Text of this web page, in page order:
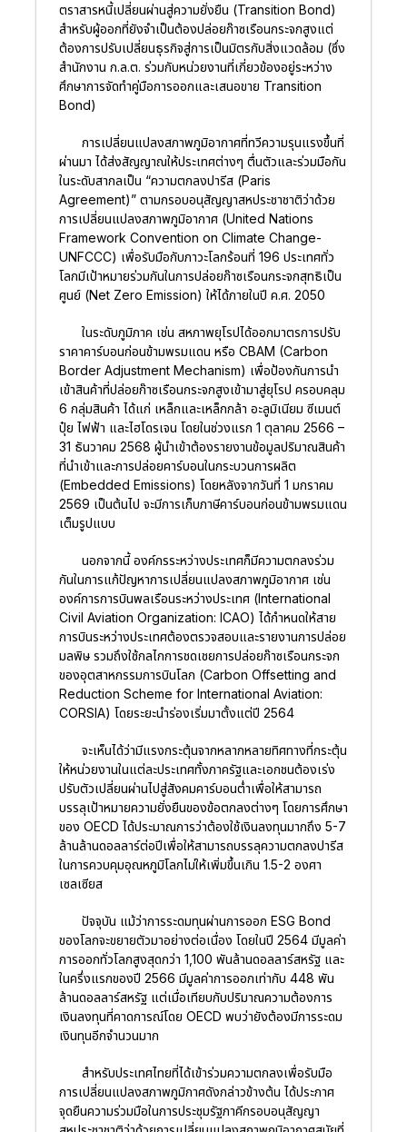
ตราสารหนี้เปลี่ยนผ่านสู่ความยั่งยืน (Transition Bond)
สำหรับผู้ออกที่ยังจำเป็นต้องปล่อยก๊าซเรือนกระจกสูงแต่
ต้องการปรับเปลี่ยนธุรกิจสู่การเป็นมิตรกับสิ่งแวดล้อม (ซึ่ง
สำนักงาน ก.ล.ต. ร่วมกับหน่วยงานที่เกี่ยวข้องอยู่ระหว่าง
ศึกษาการจัดทำคู่มือการออกและเสนอขาย Transition
Bond)
การเปลี่ยนแปลงสภาพภูมิอากาศที่ทวีความรุนแรงขึ้นที่
ผ่านมา ได้ส่งสัญญาณให้ประเทศต่างๆ ตื่นตัวและร่วมมือกัน
ในระดับสากลเป็น “ความตกลงปารีส (Paris
Agreement)” ตามกรอบอนุสัญญาสหประชาชาติว่าด้วย
การเปลี่ยนแปลงสภาพภูมิอากาศ (United Nations
Framework Convention on Climate Change-
UNFCCC) เพื่อรับมือกับภาวะโลกร้อนที่ 196 ประเทศทั่ว
โลกมีเป้าหมายร่วมกันในการปล่อยก๊าซเรือนกระจกสุทธิเป็น
ศูนย์ (Net Zero Emission) ให้ได้ภายในปี ค.ศ. 2050
ในระดับภูมิภาค เช่น สหภาพยุโรปได้ออกมาตรการปรับ
ราคาคาร์บอนก่อนข้ามพรมแดน หรือ CBAM (Carbon
Border Adjustment Mechanism) เพื่อป้องกันการนำ
เข้าสินค้าที่ปล่อยก๊าซเรือนกระจกสูงเข้ามาสู่ยุโรป ครอบคลุม
6 กลุ่มสินค้า ได้แก่ เหล็กและเหล็กกล้า อะลูมิเนียม ซีเมนต์
ปุ๋ย ไฟฟ้า และไฮโดรเจน โดยในช่วงแรก 1 ตุลาคม 2566 –
31 ธันวาคม 2568 ผู้นำเข้าต้องรายงานข้อมูลปริมาณสินค้า
ที่นำเข้าและการปล่อยคาร์บอนในกระบวนการผลิต
(Embedded Emissions) โดยหลังจากวันที่ 1 มกราคม
2569 เป็นต้นไป จะมีการเก็บภาษีคาร์บอนก่อนข้ามพรมแดน
เต็มรูปแบบ
นอกจากนี้ องค์กรระหว่างประเทศก็มีความตกลงร่วม
กันในการแก้ปัญหาการเปลี่ยนแปลงสภาพภูมิอากาศ เช่น
องค์การการบินพลเรือนระหว่างประเทศ (International
Civil Aviation Organization: ICAO) ได้กำหนดให้สาย
การบินระหว่างประเทศต้องตรวจสอบและรายงานการปล่อย
มลพิษ รวมถึงใช้กลไกการชดเชยการปล่อยก๊าซเรือนกระจก
ของอุตสาหกรรมการบินโลก (Carbon Offsetting and
Reduction Scheme for International Aviation:
CORSIA) โดยระยะนำร่องเริ่มมาตั้งแต่ปี 2564
จะเห็นได้ว่ามีแรงกระตุ้นจากหลากหลายทิศทางที่กระตุ้น
ให้หน่วยงานในแต่ละประเทศทั้งภาครัฐและเอกชนต้องเร่ง
ปรับตัวเปลี่ยนผ่านไปสู่สังคมคาร์บอนต่ำเพื่อให้สามารถ
บรรลุเป้าหมายความยั่งยืนของข้อตกลงต่างๆ โดยการศึกษา
ของ OECD ได้ประมาณการว่าต้องใช้เงินลงทุนมากถึง 5-7
ล้านล้านดอลลาร์ต่อปีเพื่อให้สามารถบรรลุความตกลงปารีส
ในการควบคุมอุณหภูมิโลกไม่ให้เพิ่มขึ้นเกิน 1.5-2 องศา
เซลเซียส
ปัจจุบัน แม้ว่าการระดมทุนผ่านการออก ESG Bond
ของโลกจะขยายตัวมาอย่างต่อเนื่อง โดยในปี 2564 มีมูลค่า
การออกทั่วโลกสูงสุดกว่า 1,100 พันล้านดอลลาร์สหรัฐ และ
ในครึ่งแรกของปี 2566 มีมูลค่าการออกเท่ากับ 448 พัน
ล้านดอลลาร์สหรัฐ แต่เมื่อเทียบกับปริมาณความต้องการ
เงินลงทุนที่คาดการณ์โดย OECD พบว่ายังต้องมีการระดม
เงินทุนอีกจำนวนมาก
สำหรับประเทศไทยที่ได้เข้าร่วมความตกลงเพื่อรับมือ
การเปลี่ยนแปลงสภาพภูมิกาศดังกล่าวข้างต้น ได้ประกาศ
จุดยืนความร่วมมือในการประชุมรัฐภาคีกรอบอนุสัญญา